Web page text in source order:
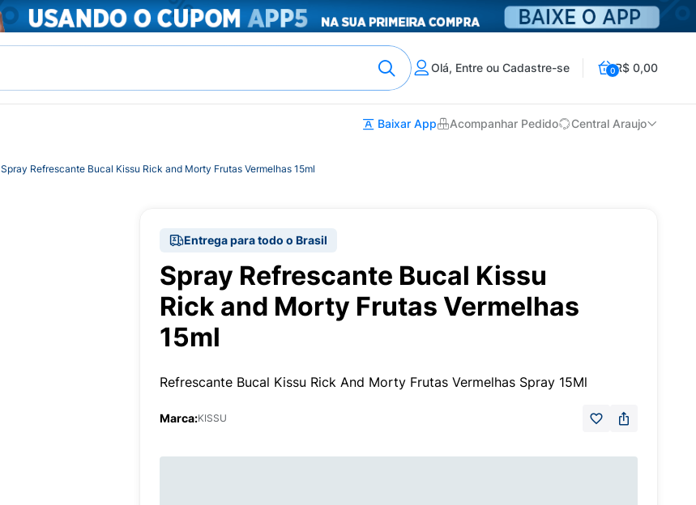
Olá, Entre ou Cadastre-se 0R$ 0,00
Baixar App Acompanhar Pedido Central Araujo
Spray Refrescante Bucal Kissu Rick and Morty Frutas Vermelhas 15ml
Entrega para todo o Brasil
Spray Refrescante Bucal Kissu
Rick and Morty Frutas Vermelhas
15ml
Refrescante Bucal Kissu Rick And Morty Frutas Vermelhas Spray 15Ml
Marca:KISSU